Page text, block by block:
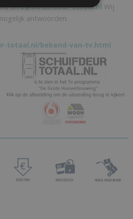
info@schuifdeur-totaal.nl Wij
antwoorden.
totaal.nl/bekend-van-tv.html